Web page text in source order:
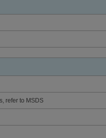
refer to MSDS